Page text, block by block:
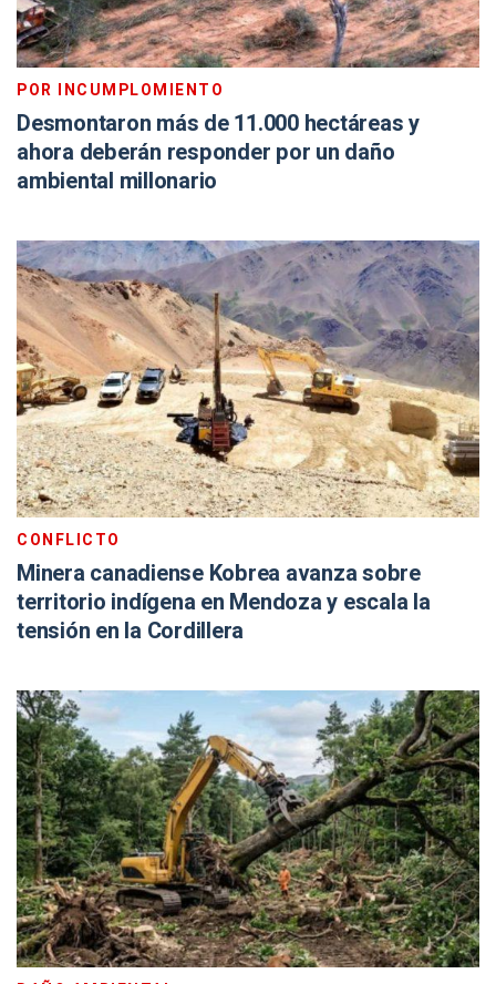
POR INCUMPLOMIENTO
Desmontaron más de 11.000 hectáreas y
ahora deberán responder por un daño
ambiental millonario
CONFLICTO
Minera canadiense Kobrea avanza sobre
territorio indígena en Mendoza y escala la
tensión en la Cordillera